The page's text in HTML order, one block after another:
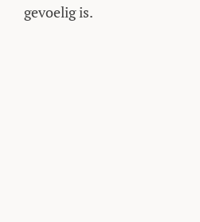
gevoelig is.